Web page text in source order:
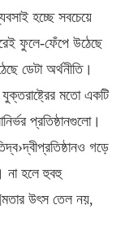
হচ্ছে সবচেয়ে
ফুলে-ফেঁপে উঠেছে
ডেটা অর্থনীতি।
মতো একটি
প্রতিষ্ঠানগুলো।
গড়ে
না হলে হুবহু
উৎস তেল নয়,